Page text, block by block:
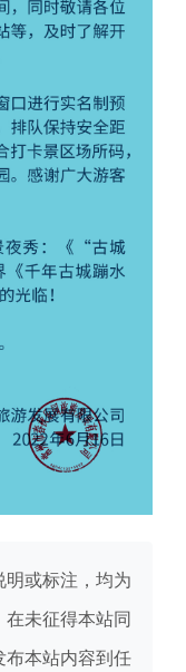
或标注，均为
未征得本站同
布本站内容到任